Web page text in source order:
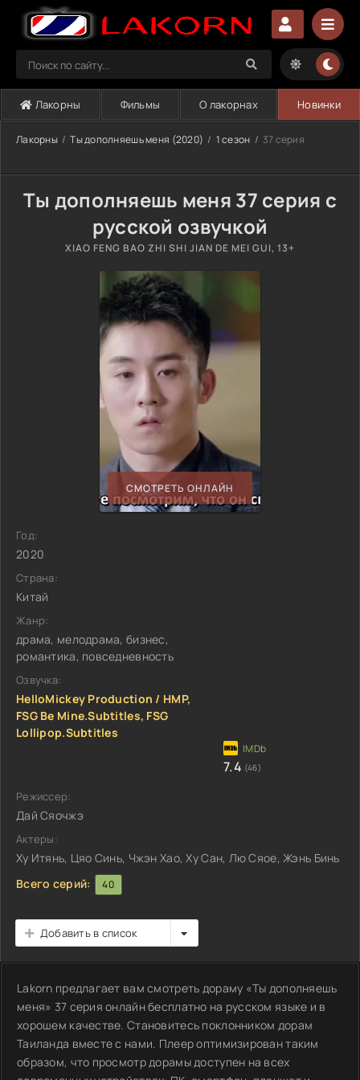
Лакорны Фильмы О лакорнах Новинки
Лакорны Ты дополняешь меня (2020) 1 сезон 37 серия
Ты дополняешь меня 37 серия с
русской озвучкой
XIAO FENG BAO ZHI SHI JIAN DE MEI GUI, 13+
СМОТРЕТЬ ОНЛАЙН
Год:
2020
Страна:
Китай
Жанр:
драма, мелодрама, бизнес,
романтика, повседневность
Озвучка:
HelloMickey Production / HMP,
FSG Be Mine.Subtitles, FSG
Lollipop.Subtitles
7.4 (46)
Режиссер:
Дай Сяочжэ
Актеры:
Ху Итянь, Цяо Синь, Чжэн Хао, Ху Сан, Лю Сяое, Жэнь Бинь
Всего серий:
40
Добавить в список
Lakorn предлагает вам смотреть дораму «Ты дополняешь
меня» 37 серия онлайн бесплатно на русском языке и в
хорошем качестве. Становитесь поклонником дорам
Таиланда вместе с нами. Плеер оптимизирован таким
образом, что просмотр дорамы доступен на всех